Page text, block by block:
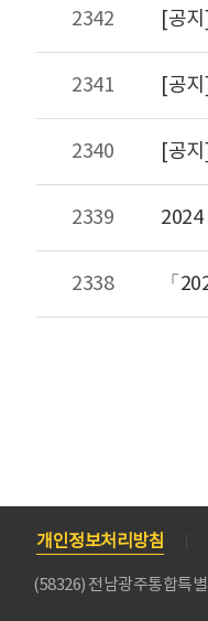
2342 [공
2341 [공
2340 [공
2339 2024
2338 「
개인정보처리방침
(58326) 전남광주통합특